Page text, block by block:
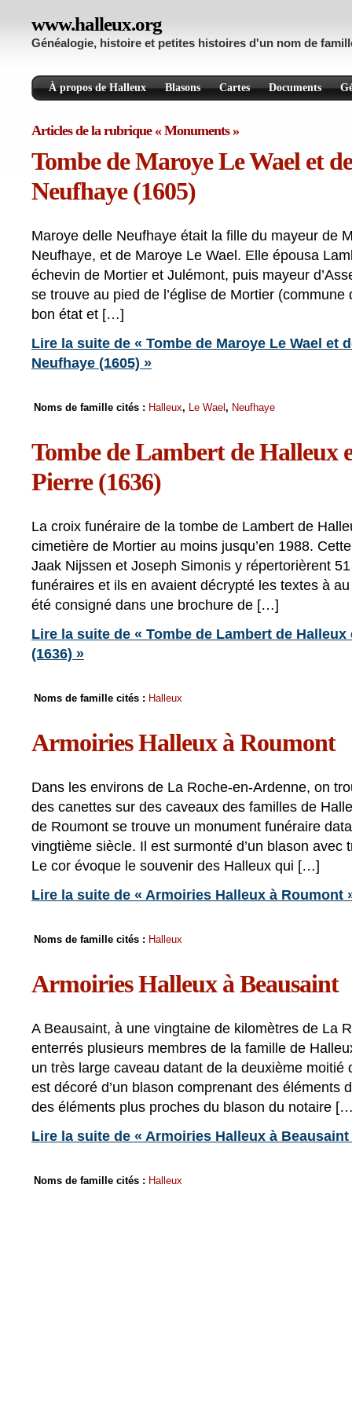
www.halleux.org
Généalogie, histoire et petites histoires d'un nom de
À propos de Halleux Blasons Cartes Documents
Articles de la rubrique « Monuments »
Tombe de Maroye Le Wael et
Neufhaye (1605)
Maroye delle Neufhaye était la fille du mayeur de
Neufhaye, et de Maroye Le Wael. Elle épousa
échevin de Mortier et Julémont, puis mayeur
se trouve au pied de l’église de Mortier
bon état et […]
Lire la suite de « Tombe de Maroye Le Wael et
Neufhaye (1605) »
Noms de famille cités : Halleux, Le Wael , Neufhaye
Tombe de Lambert de Halleux
Pierre (1636)
La croix funéraire de la tombe de Lambert de
cimetière de Mortier au moins jusqu’en 1988.
Jaak Nijssen et Joseph Simonis y répertorièrent
funéraires et ils en avaient décrypté les textes à
été consigné dans une brochure de […]
Lire la suite de « Tombe de Lambert de
(1636) »
Noms de famille cités : Halleux
Armoiries Halleux à Roumont
Dans les environs de La Roche-en-Ardenne, on
des canettes sur des caveaux des familles de
de Roumont se trouve un monument funéraire
vingtième siècle. Il est surmonté d’un blason avec
Le cor évoque le souvenir des Halleux qui […]
Lire la suite de « Armoiries Halleux à Roumont
Noms de famille cités : Halleux
Armoiries Halleux à Beausaint
A Beausaint, à une vingtaine de kilomètres de La
enterrés plusieurs membres de la famille de
un très large caveau datant de la deuxième moitié
est décoré d’un blason comprenant des éléments
des éléments plus proches du blason du notaire
Lire la suite de « Armoiries Halleux à Beausaint
Noms de famille cités : Halleux